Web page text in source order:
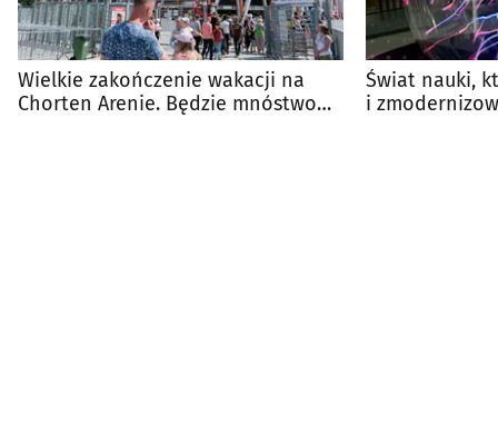
Wielkie zakończenie wakacji na
Chorten Arenie. Będzie mnóstwo
Świat nauki,
i